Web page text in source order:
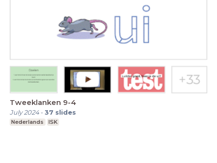
Tweeklanken 9-4
July 2024-37 slides
Nederlands ISK